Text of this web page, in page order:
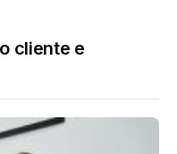
cliente e